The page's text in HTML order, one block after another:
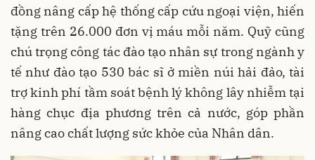
đồng nâng cấp hệ thống cấp cứu ngoại viện, hiến
tặng trên 26.000 đơn vị máu mỗi năm. Quỹ cũng
chú trọng công tác đào tạo nhân sự trong ngành y
tế như đào tạo 530 bác sĩ ở miền núi hải đảo, tài
trợ kinh phí tầm soát bệnh lý không lây nhiễm tại
hàng chục địa phương trên cả nước, góp phần
nâng cao chất lượng sức khỏe của Nhân dân.